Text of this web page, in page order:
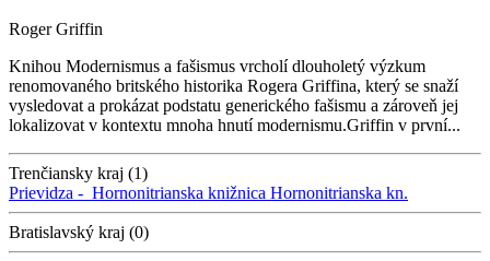
Roger Griffin
Knihou Modernismus a fašismus vrcholí dlouholetý výzkum
renomovaného britského historika Rogera Griffina, který se snaží
vysledovat a prokázat podstatu generického fašismu a zároveň jej
lokalizovat v kontextu mnoha hnutí modernismu.Griffin v první...
Trenčiansky kraj (1)
Prievidza - Hornonitrianska knižnica Hornonitrianska kn.
Bratislavský kraj (0)